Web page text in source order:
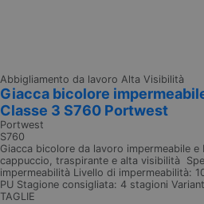
Abbigliamento da lavoro Alta Visibilità
Giacca bicolore
Classe 3 S760 Portwest
Portwest
S760
Giacca bicolore da lavoro impermeabile
cappuccio, traspirante e alta visibilità
impermeabilità Livello di impermeabilità:
PU Stagione consigliata: 4 stagioni
TAGLIE